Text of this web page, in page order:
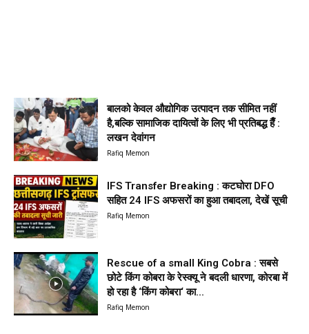
बालको केवल औद्योगिक उत्पादन तक सीमित नहीं
है,बल्कि सामाजिक दायित्वों के लिए भी प्रतिबद्ध हैँ :
लखन देवांगन
Rafiq Memon
IFS Transfer Breaking : कटघोरा DFO
सहित 24 IFS अफसरों का हुआ तबादला, देखें सूची
Rafiq Memon
Rescue of a small King Cobra : सबसे
छोटे किंग कोबरा के रेस्क्यू ने बदली धारणा, कोरबा में
हो रहा है ‘किंग कोबरा‘ का...
Rafiq Memon